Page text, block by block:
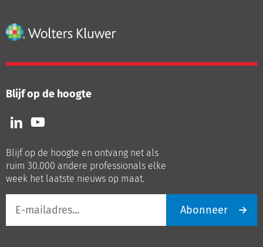
Blijf op de hoogte
Volg
ons
LinkedIn
Volg
ons
Youtube
Blijf op de hoogte en ontvang net als
ruim 30.000 andere professionals elke
week het laatste nieuws op maat.
mailadres
Abonneer